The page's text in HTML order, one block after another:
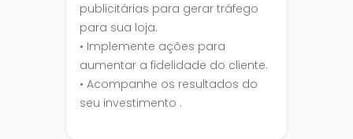
publicitárias para gerar tráfego
para sua loja.
• Implemente ações para
aumentar a fidelidade do cliente.
• Acompanhe os resultados do
seu investimento .